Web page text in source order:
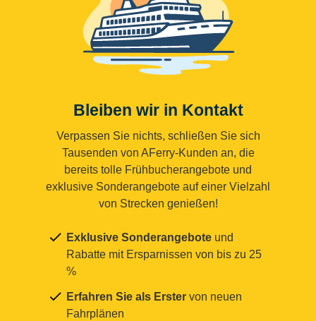
Bleiben wir in Kontakt
Verpassen Sie nichts, schließen Sie sich
Tausenden von AFerry-Kunden an, die
bereits tolle Frühbucherangebote und
exklusive Sonderangebote auf einer Vielzahl
von Strecken genießen!
Exklusive Sonderangebote und
Rabatte mit Ersparnissen von bis zu 25
%
Erfahren Sie als Erster von neuen
Fahrplänen